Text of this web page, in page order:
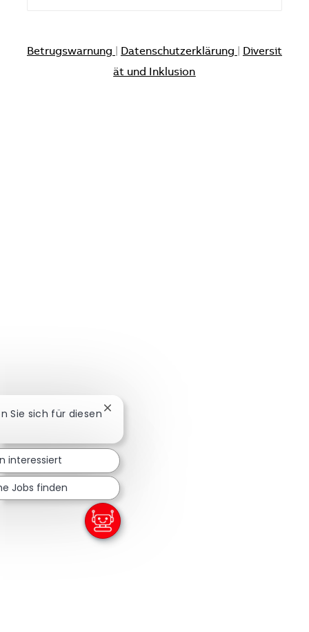
Betrugswarnung Datenschutzerklärung
Diversit
ät und Inklusion
Sie sich für diesen Chatbot-Benachrichtigung schließen
interessiert
Jobs finden